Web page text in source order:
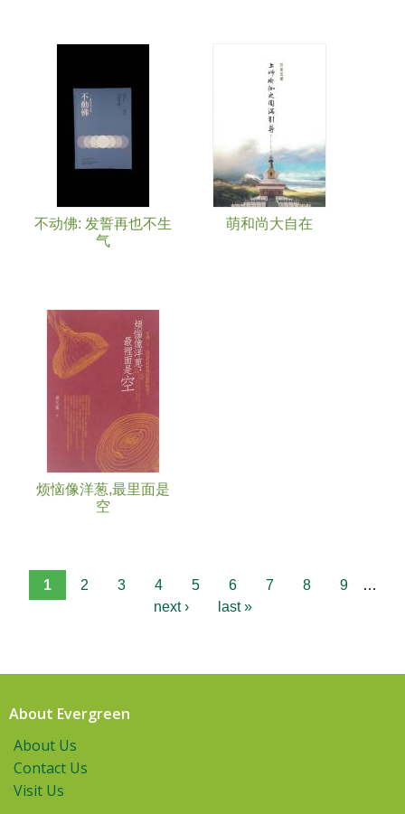
不动佛: 发誓再也不生
气
萌和尚大自在
烦恼像洋葱,最里面是
空
1 2 3 4 5 6 7 8 9
…
next ›
last »
About Evergreen
About Us
Contact Us
Visit Us